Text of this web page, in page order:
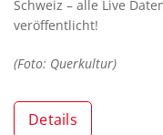
Schweiz – alle Live
veröffentlicht!
(Foto: Querkultur)
Details